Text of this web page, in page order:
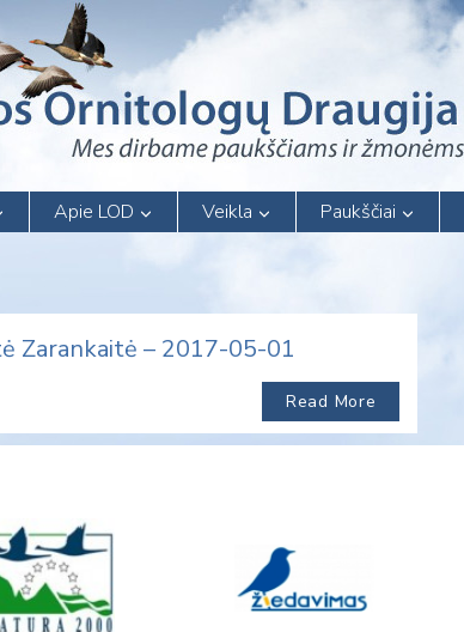
Apie LOD Veikla Paukščiai
Zarankaitė – 2017-05-01
Read More